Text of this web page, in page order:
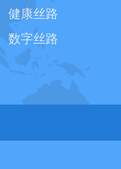
健康丝路
数字丝路